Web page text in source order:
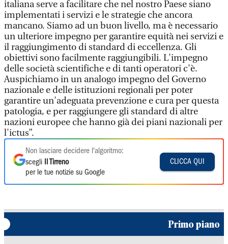
italiana serve a facilitare che nel nostro Paese siano
implementati i servizi e le strategie che ancora
mancano. Siamo ad un buon livello, ma è necessario
un ulteriore impegno per garantire equità nei servizi e
il raggiungimento di standard di eccellenza. Gli
obiettivi sono facilmente raggiungibili. L'impegno
delle società scientifiche e di tanti operatori c'è.
Auspichiamo in un analogo impegno del Governo
nazionale e delle istituzioni regionali per poter
garantire un'adeguata prevenzione e cura per questa
patologia, e per raggiungere gli standard di altre
nazioni europee che hanno già dei piani nazionali per
l'ictus”.
Non lasciare decidere l'algoritmo:
scegli
Il Tirreno
per le tue notizie su Google
CLICCA QUI
Primo piano